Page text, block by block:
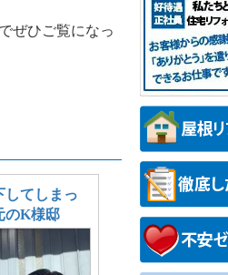
ぜひご覧になっ
してしまっ
のK様邸